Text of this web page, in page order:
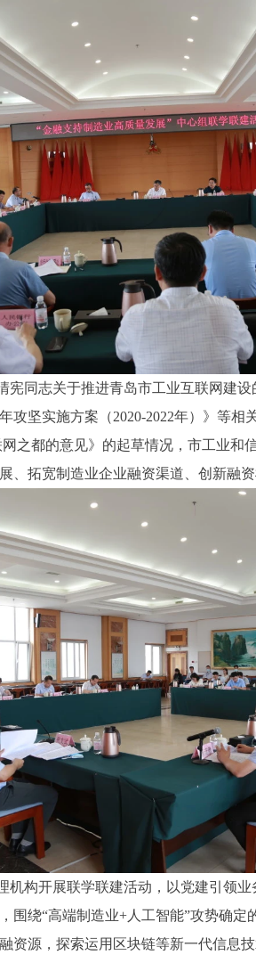
宪同志关于推进青岛市工业互联网建
攻坚实施方案（2020-2022年）》等
之都的意见》的起草情况，市工业和
、拓宽制造业企业融资渠道、创新融
机构开展联学联建活动，以党建引领
围绕“高端制造业+人工智能”攻势确
资源，探索运用区块链等新一代信息